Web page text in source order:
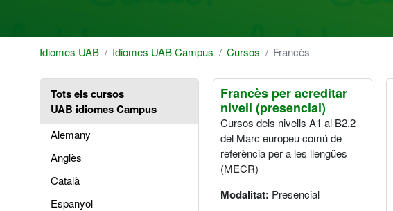
Idiomes UAB Idiomes UAB Campus Cursos Francès
Tots els cursos
UAB idiomes Campus
Alemany
Anglès
Català
Espanyol
Francès per acreditar
nivell (presencial)
Cursos dels nivells A1 al B2.2
del Marc europeu comú de
referència per a les llengües
(MECR)
Modalitat: Presencial